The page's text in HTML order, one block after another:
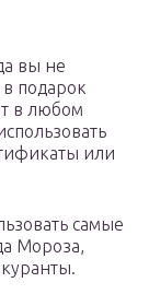
вы не
в подарок
в любом
или
самые
Мороза,